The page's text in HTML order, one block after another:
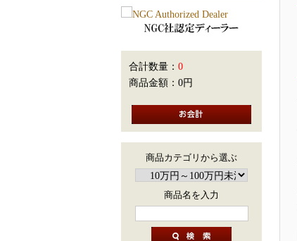
合計数量： 0
商品金額： 0円
商品カテゴリから選ぶ
商品名を入力